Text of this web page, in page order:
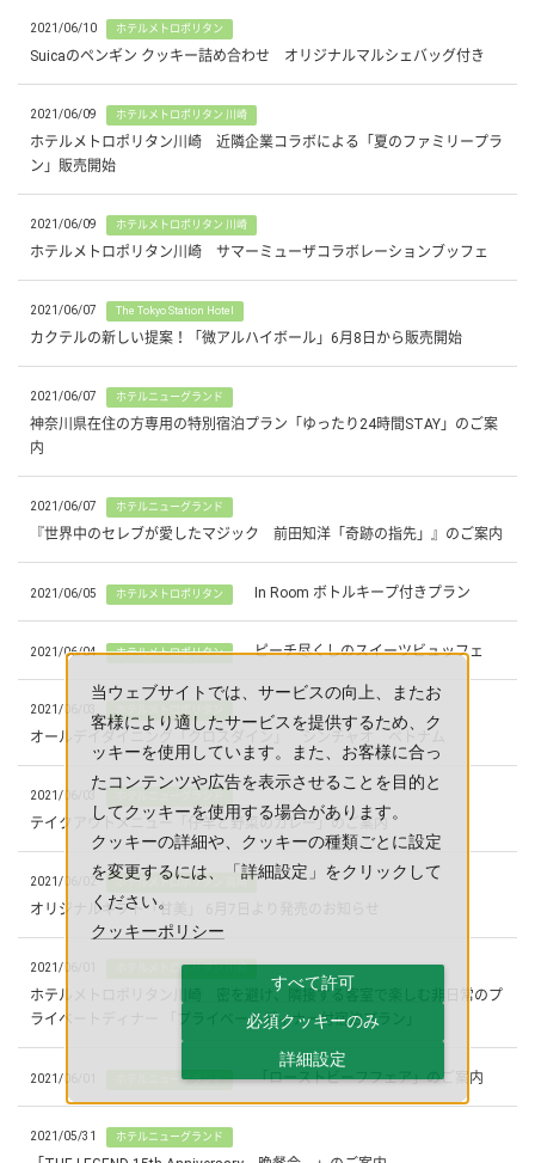
2021/06/10 ホテルメトロポリタン
Suicaのペンギン クッキー詰め合わせ オリジナルマルシェバッグ付き
2021/06/09 ホテルメトロポリタン 川崎
ホテルメトロポリタン川崎 近隣企業コラボによる「夏のファミリープラ
ン」販売開始
2021/06/09 ホテルメトロポリタン 川崎
ホテルメトロポリタン川崎 サマーミューザコラボレーションブッフェ
2021/06/07 The Tokyo Station Hotel
カクテルの新しい提案！「微アルハイボール」6月8日から販売開始
2021/06/07 ホテルニューグランド
神奈川県在住の方専用の特別宿泊プラン「ゆったり24時間STAY」のご案
内
2021/06/07 ホテルニューグランド
『世界中のセレブが愛したマジック 前田知洋「奇跡の指先」』のご案内
2021/06/05 ホテルメトロポリタン In Room ボトルキープ付きプラン
2021/06/04 ホテルメトロポリタン ピーチ尽くしのスイーツビュッフェ
2021/06/03
オールデイダイニング「クロスダイン」 シンチャオ ベトナム
2021/06/03
テイクアウトメニュー「仔羊と野菜のカレー」のご案内
2021/06/02 ホテルメトロポリタン 高崎
オリジナルギフト「甘美」 6月7日より発売のお知らせ
2021/06/01 ホテルメトロポリタン 川崎
ホテルメトロポリタン川崎 密を避け、隣接する客室で楽しむ非日常のプ
ライベートディナー 「プライベートディナー付宿泊プラン」
2021/06/01 ホテルニューグランド 「ローストビーフフェア」のご案内
2021/05/31 ホテルニューグランド
当ウェブサイトでは、サービスの向上、またお
客様により適したサービスを提供するため、ク
ッキーを使用しています。また、お客様に合っ
たコンテンツや広告を表示させることを目的と
してクッキーを使用する場合があります。
クッキーの詳細や、クッキーの種類ごとに設定
を変更するには、「詳細設定」をクリックして
ください。
クッキーポリシー
すべて許可
必須クッキーのみ
詳細設定